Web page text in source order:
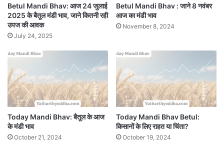
Betul Mandi Bhav: आज 24 जुलाई
2025 के बैतूल मंडी भाव, जाने कितनी रही
उपज की आवक
July 24, 2025
Betul Mandi Bhav : जाने 8 नवंबर
आज का मंडी भाव
November 8, 2024
Today Mandi Bhav: बैतूल के आज
के मंडी भाव
October 21, 2024
Today Mandi Bhav Betul:
किसानों के लिए राहत या चिंता?
October 19, 2024